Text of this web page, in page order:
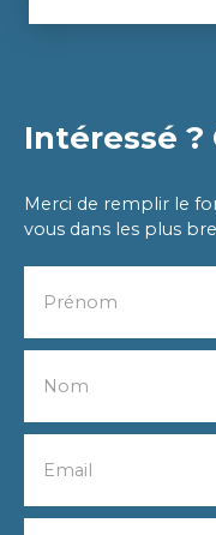
Intéressé
Merci de remplir le
vous dans les plus
Prénom
Nom
Email